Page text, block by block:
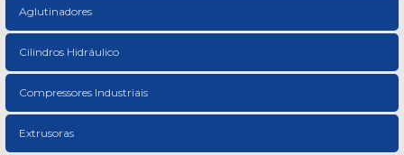
Aglutinadores
Cilindros Hidráulico
Compressores Industriais
Extrusoras